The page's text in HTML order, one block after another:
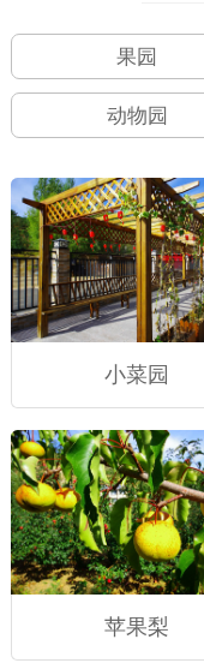
果园
动物园
小菜园
苹果梨